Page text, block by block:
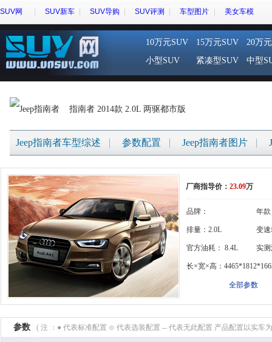
SUV网 SUV新车 SUV导购 SUV评测 车型图片 美女车模
10万元SUV 15万元SUV
20万
小型SUV
紧凑型SUV 中型
指南者 2014款 2.0L 两驱都市版
Jeep指南者车型综述 参数配置 Jeep指南者图片
厂商指导价： 23.09万
品牌：
{gigi:brandname}
年款
排量：2.0L 变
体
官方油耗： 8.4L 实
长×宽×高：
全部参数
参数 ( 注 ：● 代表标准配置 ⊙ 代表选装配置 -- 代表无此配置 产品配置以实车